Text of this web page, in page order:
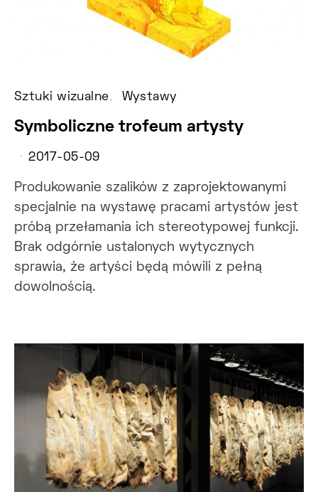
Sztuki wizualne Wystawy
Symboliczne trofeum artysty
2017-05-09
Produkowanie szalików z zaprojektowanymi
specjalnie na wystawę pracami artystów jest
próbą przełamania ich stereotypowej funkcji.
Brak odgórnie ustalonych wytycznych
sprawia, że artyści będą mówili z pełną
dowolnością.